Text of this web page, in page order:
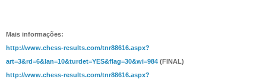
Mais informações:
http://www.chess-results.com/tnr88616.aspx?
art=3&rd=6&lan=10&turdet=YES&flag=30&wi=984 (FINAL)
http://www.chess-results.com/tnr88616.aspx?